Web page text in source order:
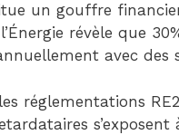
un gouffre
révèle que
avec des
réglementations
s’exposent